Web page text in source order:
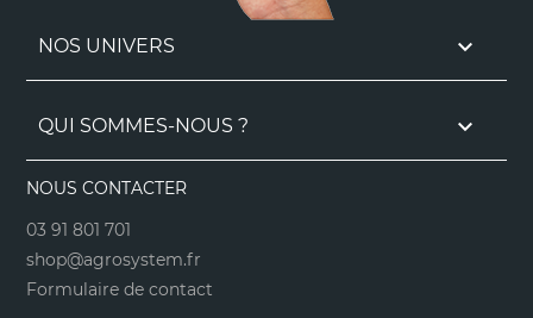
NOS UNIVERS 
QUI SOMMES-NOUS ? 
NOUS CONTACTER
03 91 801 701
shop@agrosystem.fr
Formulaire de contact